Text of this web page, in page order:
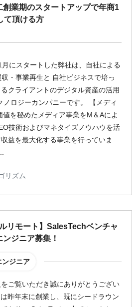
¥3,000 ¥4,000
創業期のスタートアップで年商1
て頂ける方
月にスタートした弊社は、自社による
・事業再生と 自社ビジネスで培っ
クライアントのデジタル資産の活用
ノロジーカンパニーです。 【メディ
を秘めたメディア事業をM＆Aによ
技術およびマネタイズノウハウを活
益を最大化する事業を行っていま
リズム
リモート】SalesTechベンチャ
ジニア募集！
ンジニア
ご覧いただき誠にありがとうござい
昨年末に創業し、既にシードラウン